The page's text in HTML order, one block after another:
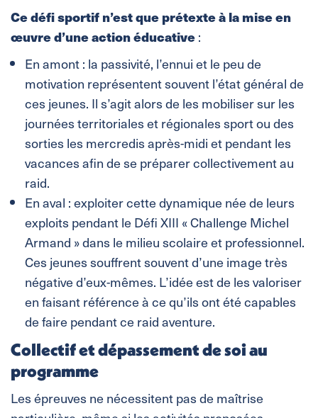
Ce défi sportif n’est que prétexte à la mise en
œuvre d’une action éducative:
En amont : la passivité, l’ennui et le peu de
motivation représentent souvent l’état général de
ces jeunes. Il s’agit alors de les mobiliser sur les
journées territoriales et régionales sport ou des
sorties les mercredis après-midi et pendant les
vacances afin de se préparer collectivement au
raid.
En aval : exploiter cette dynamique née de leurs
exploits pendant le Défi XIII « Challenge Michel
Armand » dans le milieu scolaire et professionnel.
Ces jeunes souffrent souvent d’une image très
négative d’eux-mêmes. L’idée est de les valoriser
en faisant référence à ce qu’ils ont été capables
de faire pendant ce raid aventure.
Collectif et dépassement de soi au
programme
Les épreuves ne nécessitent pas de maîtrise